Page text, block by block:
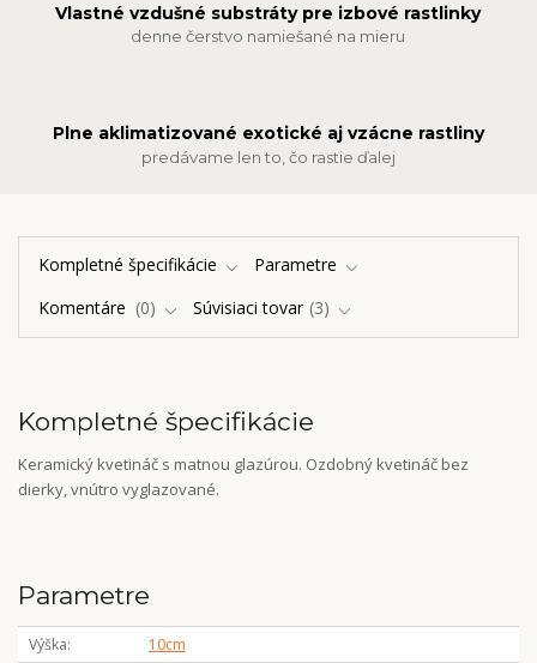
Vlastné vzdušné substráty pre izbové rastlinky
denne čerstvo namiešané na mieru
Plne aklimatizované exotické aj vzácne rastliny
predávame len to, čo rastie ďalej
Kompletné špecifikácie
Parametre
Komentáre
0 Súvisiaci tovar 3
Kompletné špecifikácie
Keramický kvetináč s matnou glazúrou. Ozdobný kvetináč bez
dierky, vnútro vyglazované.
Parametre
Výška
10cm